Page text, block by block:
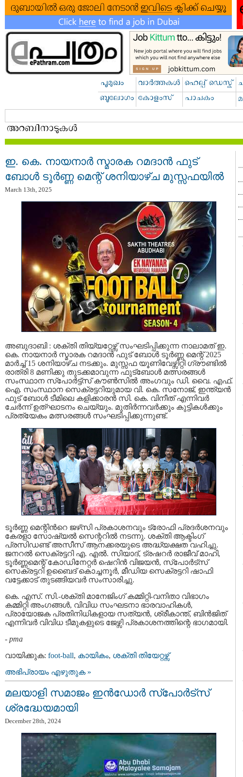
ഇ. കെ. നായനാർ സ്മാരക റമദാൻ ഫുട്
ബോൾ ടൂർണ്ണ മെന്റ് ശനിയാഴ്ച മുസ്സഫയിൽ
March 13th, 2025
അബുദാബി : ശക്തി തിയ്യറ്റേഴ്സ് സംഘടിപ്പിക്കുന്ന നാലാമത് ഇ.
കെ. നായനാർ സ്മാരക റമദാൻ ഫുട് ബോൾ ടൂർണ്ണ മെന്റ് 2025
മാർച്ച്‌ 15 ശനിയാഴ്ച നടക്കും. മുസ്സഫ യൂണിവേഴ്സിറ്റി ഗ്രൗണ്ടിൽ
രാത്രി 8 മണിക്കു തുടക്കമാവുന്ന ഫുട്ബോൾ മത്സരങ്ങൾ
സംസ്ഥാന സ്പോർട്ട്സ് കൗൺസിൽ അംഗവും ഡി. വൈ. എഫ്.
ഐ. സംസ്ഥാന സെക്രട്ടറിയുമായ വി. കെ. സനോജ്, ഇന്ത്യൻ
ഫുട് ബോൾ ടീമിലെ കളിക്കാരൻ സി. കെ. വിനീത് എന്നിവർ
ചേർന്ന്‌ ഉത്‌ഘാടനം ചെയ്യും. മുതിർന്നവർക്കും കുട്ടികൾക്കും
പ്രത്യേകം മത്സരങ്ങൾ സംഘടിപ്പിക്കുന്നുണ്ട്.
ടൂർണ്ണ മെന്റിൻറെ ജഴ്‌സി പ്രകാശനവും ട്രോഫി പ്രദർശനവും
കേരളാ സോഷ്യൽ സെന്ററിൽ നടന്നു. ശക്തി ആക്ടിംഗ്
പ്രസിഡണ്ട് അസീസ് ആനക്കരയുടെ അദ്ധ്യക്ഷത വഹിച്ചു.
ജനറൽ സെക്രട്ടറി എ. എൽ. സിയാദ്, ട്രഷറർ രാജീവ് മാഹി,
ടൂർണ്ണമെന്റ് കോഡിനേറ്റർ ഷെറിൻ വിജയൻ, സ്പോർട്സ്
സെക്രട്ടറി ഉബൈദ് കൊച്ചനൂർ, മീഡിയ സെക്രട്ടറി ഷാഫി
വട്ടേക്കാട് തുടങ്ങിയവർ സംസാരിച്ചു.
കെ. എസ്. സി.-ശക്തി മാനേജിംഗ് കമ്മിറ്റി-വനിതാ വിഭാഗം
കമ്മിറ്റി അംഗങ്ങൾ, വിവിധ സംഘടനാ ഭാരവാഹികൾ,
പ്രായോജക പ്രതിനിധികളായ സത്യൻ, ശ്രീകാന്ത്, ബിൻജിത്
എന്നിവർ വിവിധ ടീമുകളുടെ ജേഴ്സി പ്രകാശനത്തിന്റെ ഭാഗമായി.
- pma
വായിക്കുക: foot-ball, കായികം, ശക്തി തിയേറ്റഴ്സ്
അഭിപ്രായം എഴുതുക »
മലയാളി സമാജം ഇൻഡോർ സ്പോർട്സ്
ശ്രദ്ധേയമായി
December 28th, 2024